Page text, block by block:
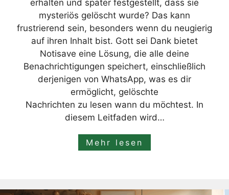
erhalten und später festgestellt, dass sie
mysteriös gelöscht wurde? Das kann
frustrierend sein, besonders wenn du neugierig
auf ihren Inhalt bist. Gott sei Dank bietet
Notisave eine Lösung, die alle deine
Benachrichtigungen speichert, einschließlich
derjenigen von WhatsApp, was es dir
ermöglicht, gelöschte
Nachrichten zu lesen wann du möchtest. In
diesem Leitfaden wird…
Mehr lesen